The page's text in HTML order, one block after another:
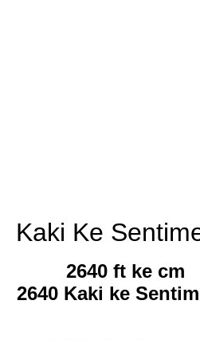
Kaki Ke
2640 ft ke cm
2640 Kaki ke